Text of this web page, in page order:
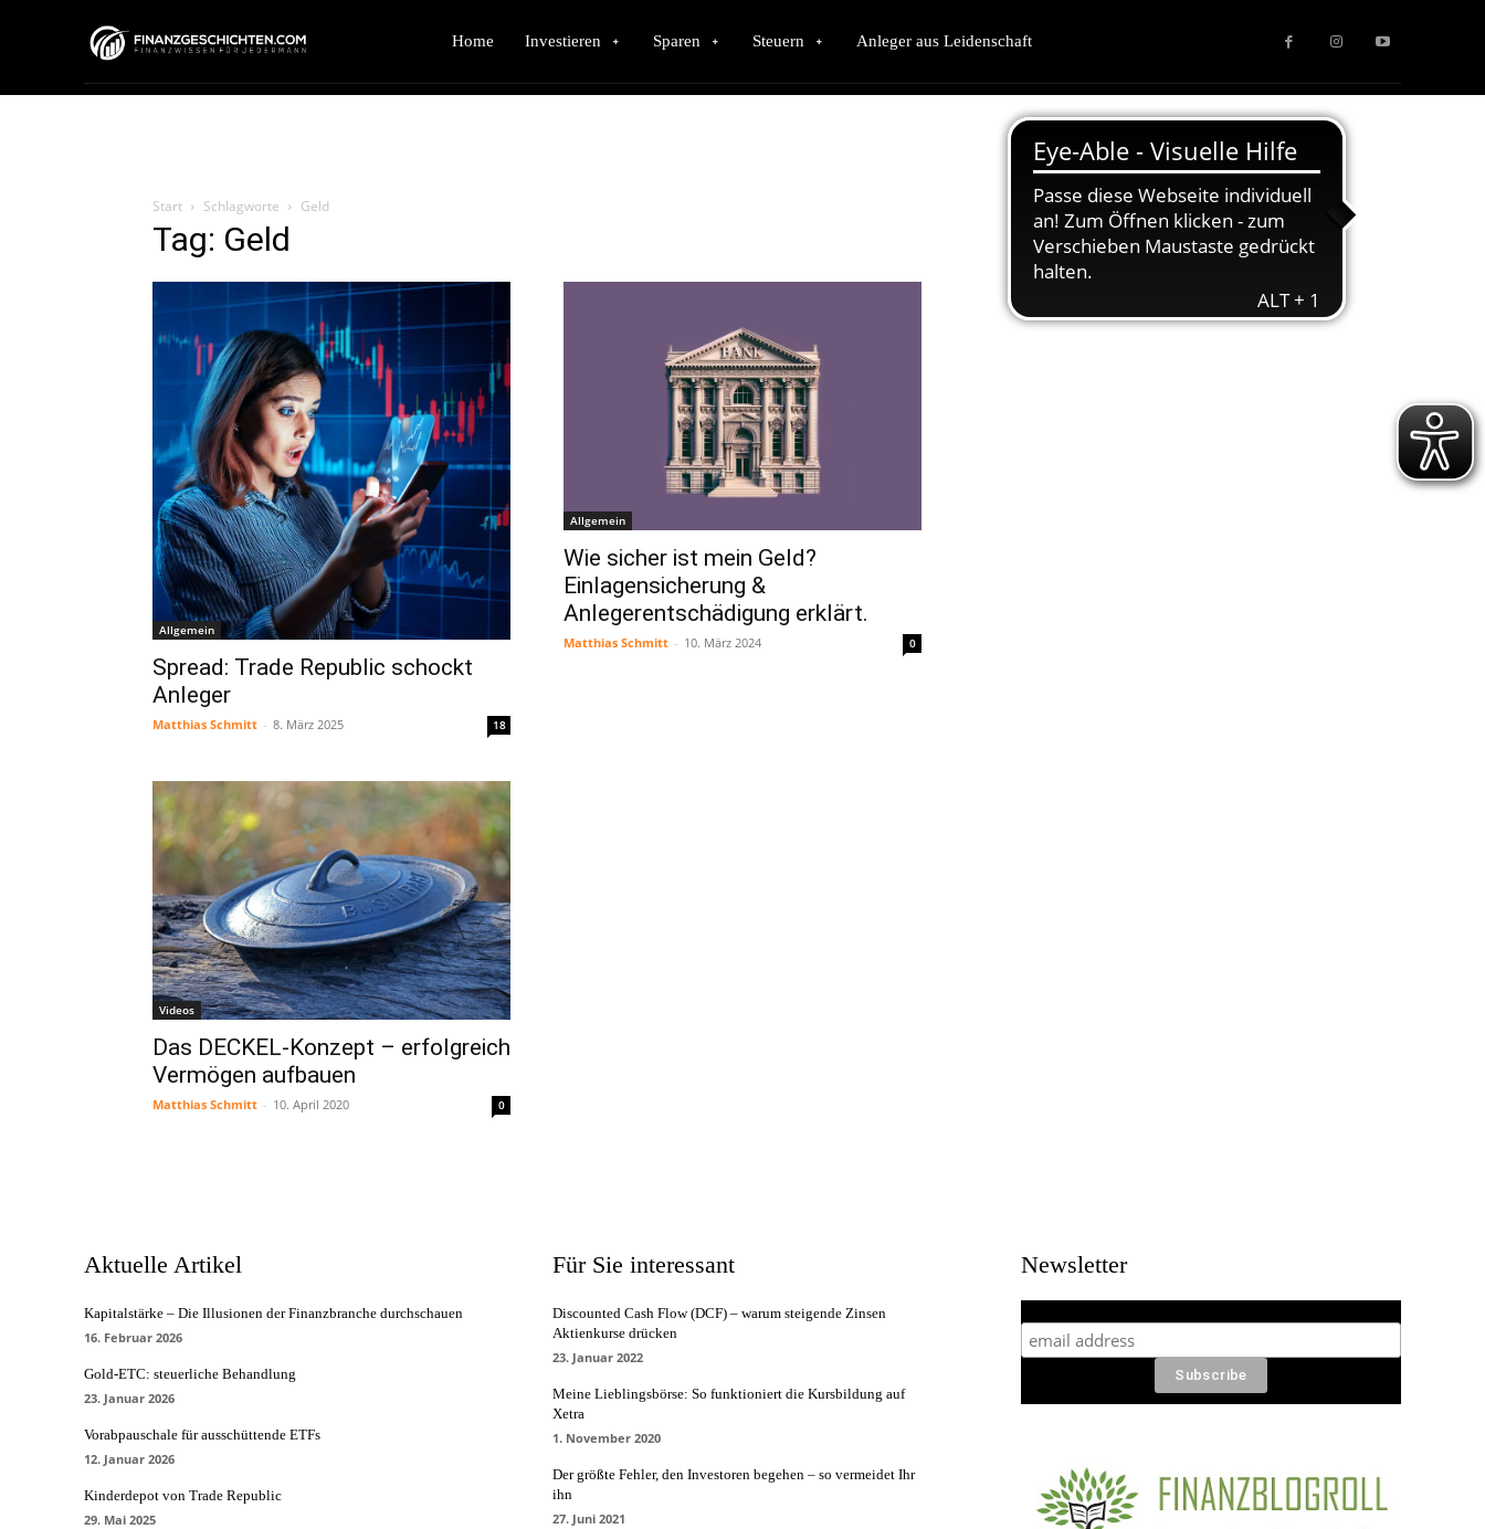
Home Investieren Sparen Steuern Anleger aus Leidenschaft
Start Schlagworte Geld
Tag: Geld
Allgemein
Spread: Trade Republic schockt
Anleger
Matthias Schmitt - 8. März 2025 18
Allgemein
Wie sicher ist mein Geld?
Einlagensicherung &
Anlegerentschädigung erklärt.
Matthias Schmitt - 10. März 2024 0
Videos
Das DECKEL-Konzept – erfolgreich
Vermögen aufbauen
Matthias Schmitt - 10. April 2020 0
Aktuelle Artikel
Kapitalstärke – Die Illusionen der Finanzbranche durchschauen
16. Februar 2026
Gold-ETC: steuerliche Behandlung
23. Januar 2026
Vorabpauschale für ausschüttende ETFs
12. Januar 2026
Kinderdepot von Trade Republic
29. Mai 2025
Für Sie interessant
Discounted Cash Flow (DCF) – warum steigende Zinsen
Aktienkurse drücken
23. Januar 2022
Meine Lieblingsbörse: So funktioniert die Kursbildung auf
Xetra
1. November 2020
Der größte Fehler, den Investoren begehen – so vermeidet Ihr
ihn
27. Juni 2021
Newsletter